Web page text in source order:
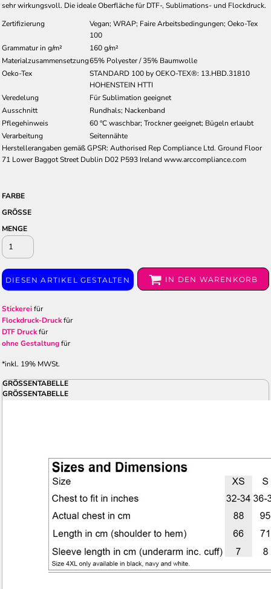
sehr wirkungsvoll. Die ideale Oberfläche für DTF-, Sublimations- und Flockdruck.
Zertifizierung
Vegan; WRAP; Faire Arbeitsbedingungen; Oeko-Tex
100
Grammatur in g/m²
160 g/m²
Materialzusammensetzung65% Polyester / 35% Baumwolle
Oeko-Tex
STANDARD 100 by OEKO-TEX®: 13.HBD.31810
HOHENSTEIN HTTI
Veredelung
Für Sublimation geeignet
Ausschnitt
Rundhals; Nackenband
Pflegehinweis
60 °C waschbar; Trockner geeignet; Bügeln erlaubt
Verarbeitung
Seitennähte
Herstellerangaben gemäß GPSR: Authorised Rep Compliance Ltd. Ground Floor
71 Lower Baggot Street Dublin D02 P593 Ireland www.arccompliance.com
FARBE
GRÖSSE
MENGE
DIESEN ARTIKEL GESTALTEN IN DEN WARENKORB
Stickereifür
Flockdruck-Druckfür
DTF Druckfür
ohne Gestaltungfür
*inkl. 19% MWSt.
GRÖSSENTABELLE
GRÖSSENTABELLE